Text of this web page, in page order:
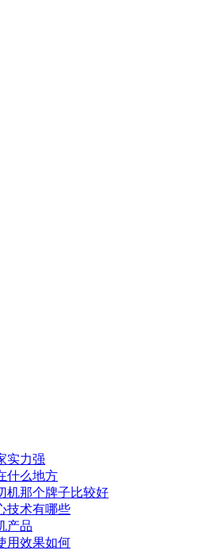
实力强
什么地方
机那个牌子比较好
技术有哪些
产品
用效果如何